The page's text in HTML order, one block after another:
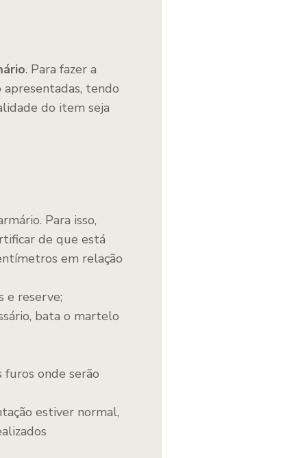
. Para fazer a
tendo
do item seja
Para isso,
de que está
em relação
e reserve;
bata o martelo
furos onde serão
estiver normal,